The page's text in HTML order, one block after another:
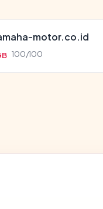
motor.co.id
100/100